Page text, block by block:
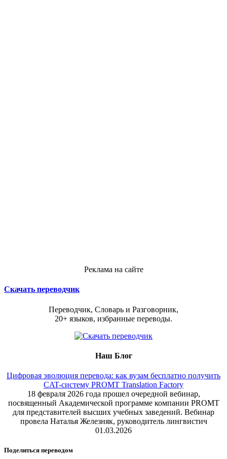
Реклама на сайте
Скачать переводчик
Переводчик, Словарь и Разговорник,
20+ языков, избранные переводы.
Наш Блог
Цифровая эволюция перевода: как вузам бесплатно получить
CAT-систему PROMT Translation Factory
18 февраля 2026 года прошел очередной вебинар,
посвященный Академической программе компании PROMT
для представителей высших учебных заведений. Вебинар
провела Наталья Железняк, руководитель лингвистич
01.03.2026
Поделиться переводом